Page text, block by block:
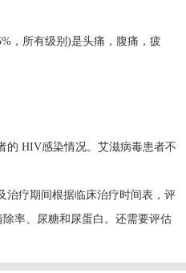
，所有级别)是头痛，腹痛，疲
的 HIV感染情况。艾滋病毒患者不
治疗期间根据临床治疗时间表，评
率、尿糖和尿蛋白。还需要评估